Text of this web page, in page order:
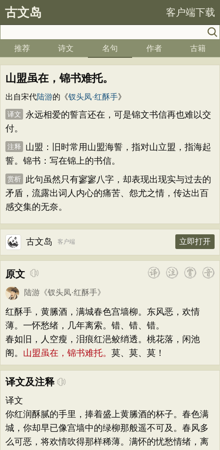
古文岛 客户端下载
推荐 诗文 名句 作者 古籍
山盟虽在，锦书难托。
出自宋代陆游的《钗头凤·红酥手》
译文
永远相爱的誓言还在，可是锦文书信再也难以交
付。
注释
山盟：旧时常用山盟海誓，指对山立盟，指海起
誓。锦书：写在锦上的书信。
赏析
此句虽然只有寥寥八字，却表现出现实与过去的
矛盾，流露出词人内心的痛苦、怨尤之情，传达出百
感交集的无奈。
古文岛 客户端 立即打开
原文
陆游 《钗头凤·红酥手》
红酥手，黄縢酒，满城春色宫墙柳。东风恶，欢情
薄。一怀愁绪，几年离索。错、错、错。
春如旧，人空瘦，泪痕红浥鲛绡透。桃花落，闲池
阁。 山盟虽在，锦书难托。 莫、莫、莫！
译文及注释
译文
你红润酥腻的手里，捧着盛上黄縢酒的杯子。春色满
城，你却早已像宫墙中的绿柳那般遥不可及。春风多
么可恶，将欢情吹得那样稀薄。满怀的忧愁情绪，离